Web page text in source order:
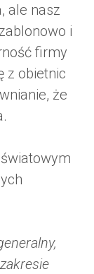
ale nasz
i
firmy
z obietnic
że